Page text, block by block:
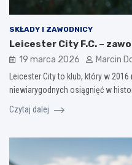
SKŁADY I ZAWODNICY
Leicester City F.C. –
19 marca 2026 Marcin
Leicester City to klub, który w
niewiarygodnych osiągnięć w
Czytaj dalej